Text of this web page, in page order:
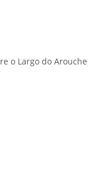
o Largo do Arouche